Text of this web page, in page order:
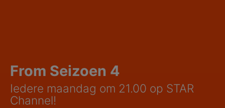
From Seizoen 4
Iedere maandag om 21.00 op STAR
Channel!